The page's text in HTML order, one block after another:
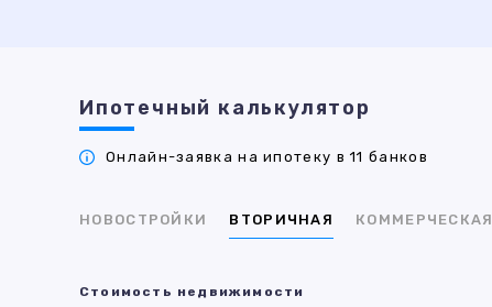
Ипотечный калькулятор
Онлайн-заявка на ипотеку в 11 банков
НОВОСТРОЙКИ ВТОРИЧНАЯ КОММЕРЧЕСКАЯ
Стоимость недвижимости